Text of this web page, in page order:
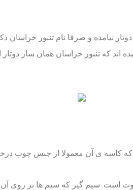
دوتار نیامده و صرفا نام تنبور
اند که تنبور خراسان همان ساز
کاسه ی آن معمولا از جنس چوب
است. سیم گیر که سیم ها بر روی